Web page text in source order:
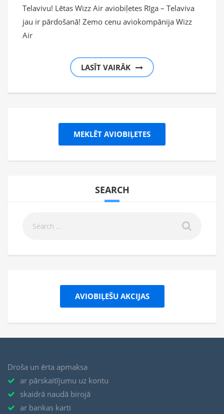
Telavivu! Lētas Wizz Air aviobiļetes Rīga – Telaviva
jau ir pārdošanā! Zemo cenu aviokompānija Wizz
Air
LASĪT VAIRĀK
MEKLĒT AVIOBIĻETES
SEARCH
AVIOBIĻEŠU AKCIJAS
Droša un ērta apmaksa
ar pārskaitījumu uz kontu
skaidrā naudā birojā
ar bankas karti